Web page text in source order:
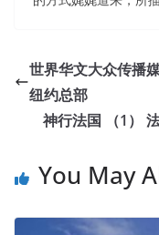
世界华文大众传播
纽约总部
神行法国 （1）
You May